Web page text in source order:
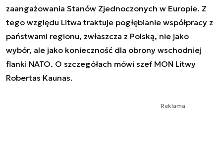
zaangażowania Stanów Zjednoczonych w Europie. Z
tego względu Litwa traktuje pogłębianie współpracy z
państwami regionu, zwłaszcza z Polską, nie jako
wybór, ale jako konieczność dla obrony wschodniej
flanki NATO. O szczegółach mówi szef MON Litwy
Robertas Kaunas.
Reklama